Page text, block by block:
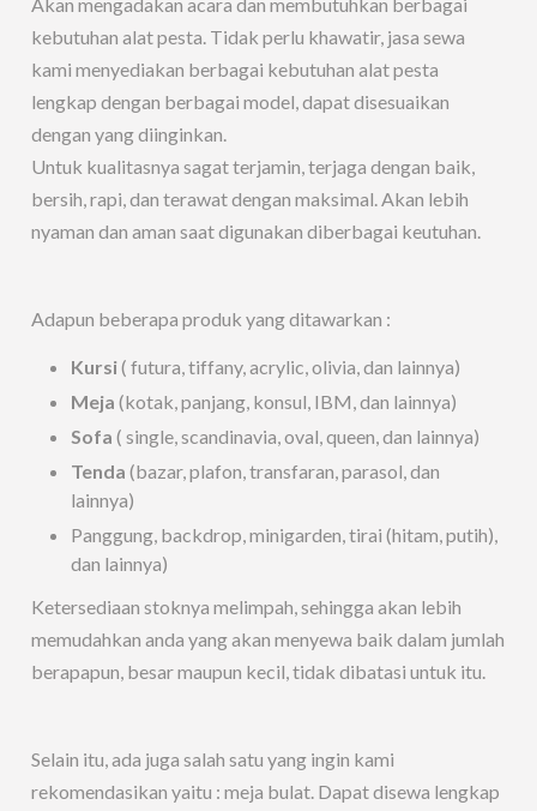
kebutuhan alat pesta. Tidak perlu khawatir, jasa sewa
kami menyediakan berbagai kebutuhan alat pesta
lengkap dengan berbagai model, dapat disesuaikan
dengan yang diinginkan.
Untuk kualitasnya sagat terjamin, terjaga dengan baik,
bersih, rapi, dan terawat dengan maksimal. Akan lebih
nyaman dan aman saat digunakan diberbagai keutuhan.
Adapun beberapa produk yang ditawarkan :
Kursi( futura, tiffany, acrylic, olivia, dan lainnya)
Meja(kotak, panjang, konsul, IBM, dan lainnya)
Sofa( single, scandinavia, oval, queen, dan lainnya)
Tenda(bazar, plafon, transfaran, parasol, dan
lainnya)
Panggung, backdrop, minigarden, tirai (hitam, putih),
dan lainnya)
Ketersediaan stoknya melimpah, sehingga akan lebih
memudahkan anda yang akan menyewa baik dalam jumlah
berapapun, besar maupun kecil, tidak dibatasi untuk itu.
Selain itu, ada juga salah satu yang ingin kami
rekomendasikan yaitu : meja bulat. Dapat disewa lengkap